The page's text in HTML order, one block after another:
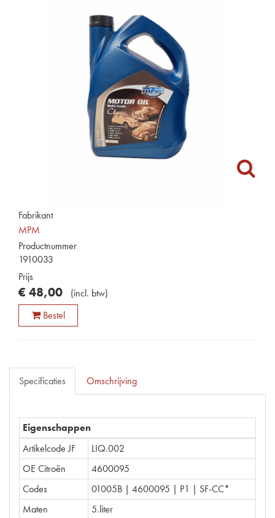
Fabrikant
MPM
Productnummer
1910033
Prijs
€ 48,00 (incl. btw)
Bestel
Specificaties Omschrijving
Eigenschappen
Artikelcode JF
LIQ.002
OE Citroën
4600095
Codes
01005B | 4600095 | P1 | SF-CC*
Maten
5.liter